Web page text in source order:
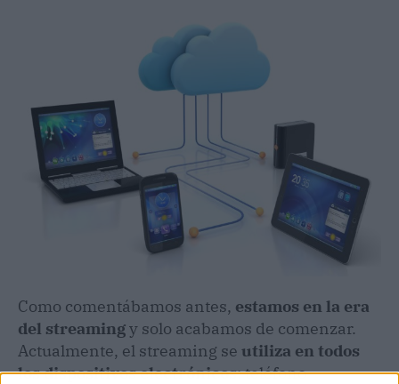
Como comentábamos antes, estamos en la era
del streamingy solo acabamos de comenzar.
Actualmente, el streaming se utiliza en todos
los dispositivos electrónicos: teléfono